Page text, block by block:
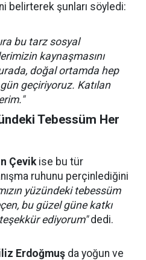
belirterek şunları söyledi:
bu tarz sosyal
kaynaşmasını
doğal ortamda hep
geçiriyoruz. Katılan
Tebessüm Her
Çevikise bu tür
ruhunu perçinlediğini
yüzündeki tebessüm
bu güzel güne katkı
ediyorum"dedi.
Erdoğmuş da yoğun ve